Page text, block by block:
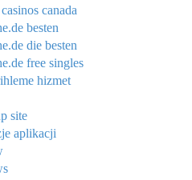
canada
besten
die besten
free singles
hizmet
site
aplikacji